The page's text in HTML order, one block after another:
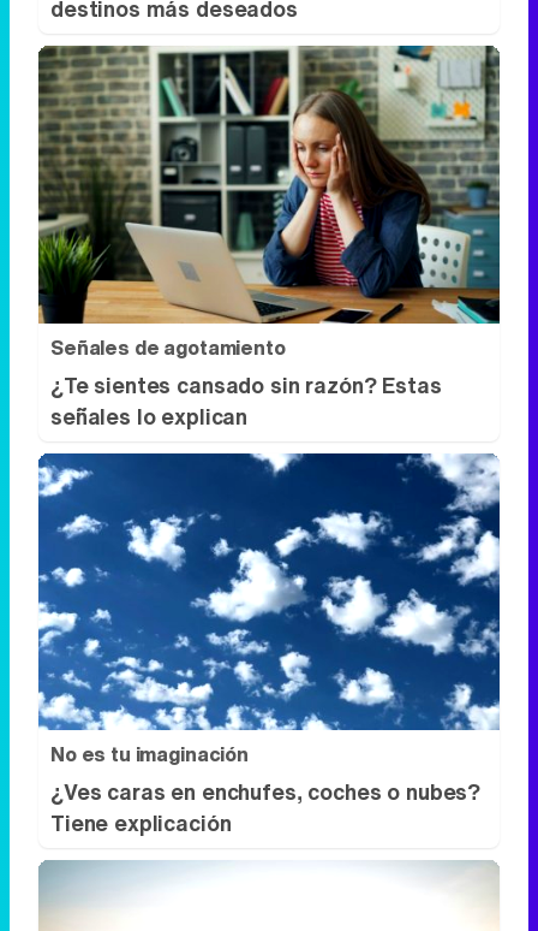
destinos más deseados
Señales de agotamiento
¿Te sientes cansado sin razón? Estas
señales lo explican
No es tu imaginación
¿Ves caras en enchufes, coches o nubes?
Tiene explicación